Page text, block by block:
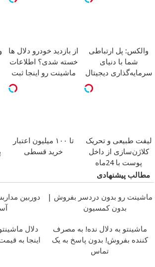
والکس: پل ارتباطی
شما با دنیای
سرمایه‌گذاری دیجیتال
از بازدید خودرو دلال ها
خسته شدی؟ اطلاعات
ماشینت رو اینجا ثبت
لیفت طبیعی و تحریک
کلاژن‌سازی از داخل
پوست با 24ماه
ماندگاری
جوان شو
تا ۱۰۰ میلیون اعتبار
خرید قسطی
مطالب پیشنهادی
ماشینت رو بدون دردسر بفروش |
بدون کمسیون
ماشینتو به دلال نده! به مصرف
کننده بفروش! بدون پاسخ به یک
تماس
دلال
اینجا به